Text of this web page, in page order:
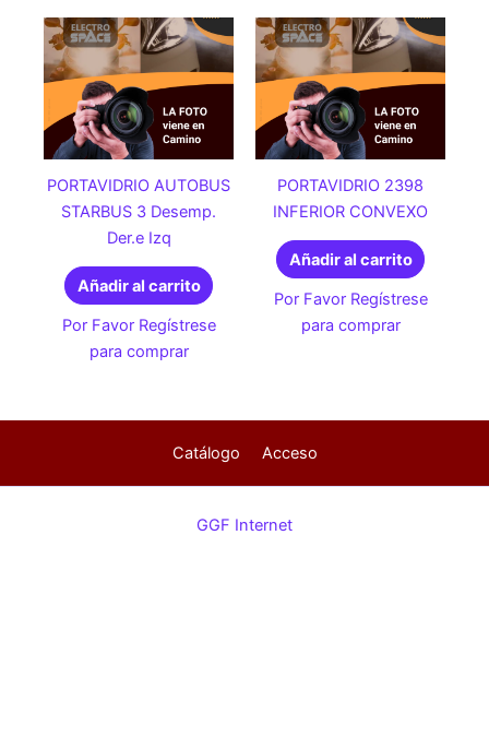
PORTAVIDRIO AUTOBUS
STARBUS 3 Desemp.
Der.e Izq
Añadir al carrito
Por Favor Regístrese
para comprar
PORTAVIDRIO 2398
INFERIOR CONVEXO
Añadir al carrito
Por Favor Regístrese
para comprar
Catálogo Acceso
GGF Internet